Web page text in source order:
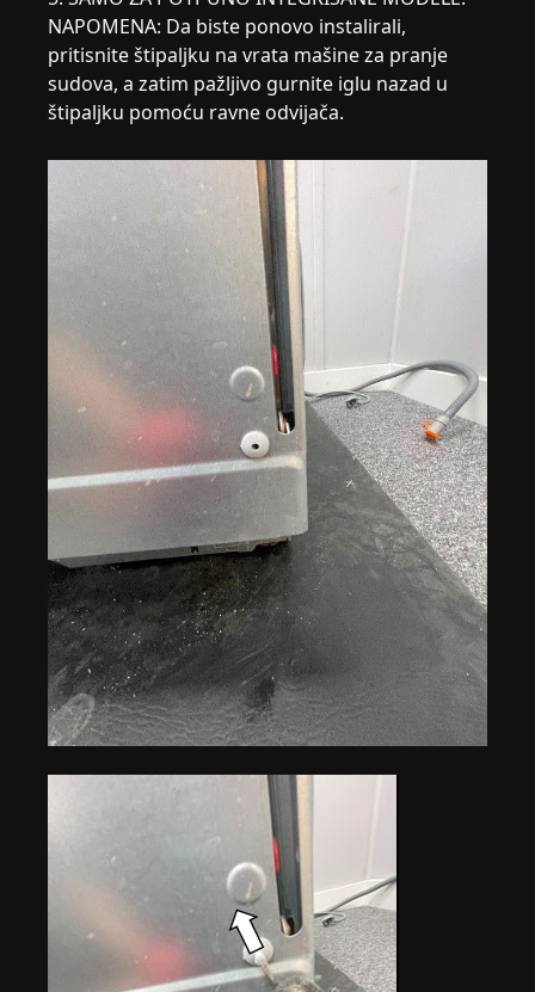
NAPOMENA: Da biste ponovo instalirali,
pritisnite štipaljku na vrata mašine za pranje
sudova, a zatim pažljivo gurnite iglu nazad u
štipaljku pomoću ravne odvijača.